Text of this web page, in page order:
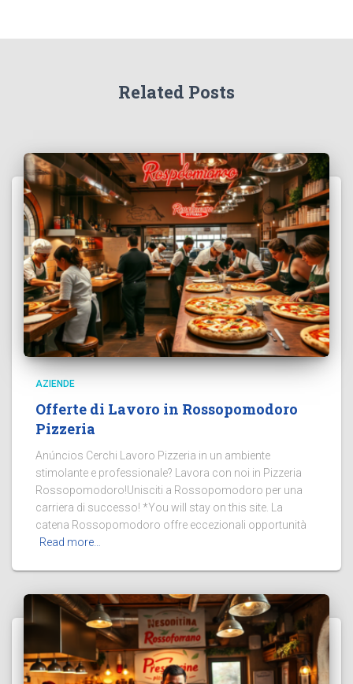
Related Posts
AZIENDE
Offerte di Lavoro in Rossopomodoro
Pizzeria
Anúncios Cerchi Lavoro Pizzeria in un ambiente
stimolante e professionale? Lavora con noi in Pizzeria
Rossopomodoro!Unisciti a Rossopomodoro per una
carriera di successo! *You will stay on this site. La
catena Rossopomodoro offre eccezionali opportunità
Read more…